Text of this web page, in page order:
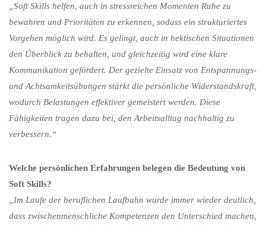
„Soft Skills helfen, auch in stressreichen Momenten Ruhe zu
bewahren und Prioritäten zu erkennen, sodass ein strukturiertes
Vorgehen möglich wird. Es gelingt, auch in hektischen Situationen
den Überblick zu behalten, und gleichzeitig wird eine klare
Kommunikation gefördert. Der gezielte Einsatz von Entspannungs-
und Achtsamkeitsübungen stärkt die persönliche Widerstandskraft,
wodurch Belastungen effektiver gemeistert werden. Diese
Fähigkeiten tragen dazu bei, den Arbeitsalltag nachhaltig zu
verbessern.“
Welche persönlichen Erfahrungen belegen die Bedeutung von
Soft Skills?
„Im Laufe der beruflichen Laufbahn wurde immer wieder deutlich,
dass zwischenmenschliche Kompetenzen den Unterschied machen,